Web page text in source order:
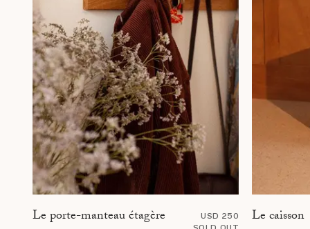
Le porte-manteau étagère
USD 250
Le caisson